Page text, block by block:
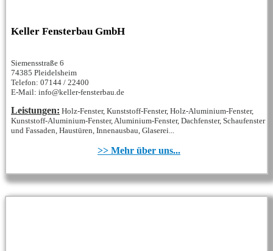
Keller Fensterbau GmbH
Siemensstraße 6
74385 Pleidelsheim
Telefon: 07144 / 22400
E-Mail: info@keller-fensterbau.de
Leistungen: Holz-Fenster, Kunststoff-Fenster, Holz-Aluminium-Fenster,
Kunststoff-Aluminium-Fenster, Aluminium-Fenster, Dachfenster, Schaufenster
und Fassaden, Haustüren, Innenausbau, Glaserei...
>> Mehr über uns...